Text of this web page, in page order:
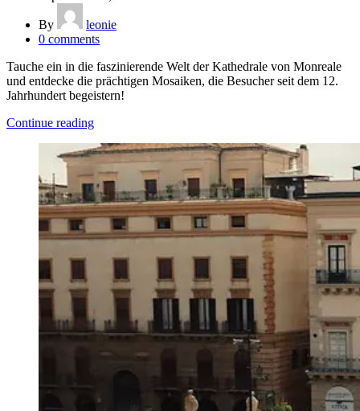
By
leonie
0 comments
Tauche ein in die faszinierende Welt der Kathedrale von Monreale
und entdecke die prächtigen Mosaiken, die Besucher seit dem 12.
Jahrhundert begeistern!
Continue reading